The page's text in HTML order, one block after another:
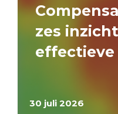
30 juli 2026
zes